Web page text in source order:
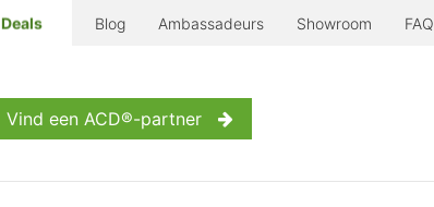
Deals Blog Ambassadeurs Showroom FAQ
Vind een ACD®-partner